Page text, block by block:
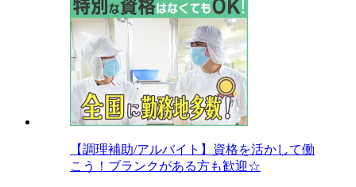
【調理補助/アルバイト】資格を活かして働
こう！ブランクがある方も歓迎☆